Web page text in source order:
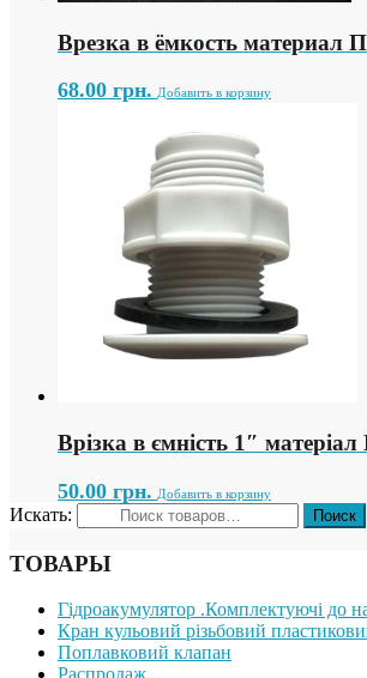
Врезка в ёмкость материал
68.00 грн. Добавить в корзину
Врізка в ємність 1″
50.00 грн. Добавить в корзину
Искать:
ТОВАРЫ
Гідроакумулятор .Комплектуючі до
Кран кульовий різьбовий
Поплавковий клапан